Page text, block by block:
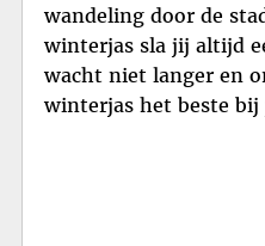
wandeling door de
winterjas sla jij altijd
wacht niet langer en
winterjas het beste